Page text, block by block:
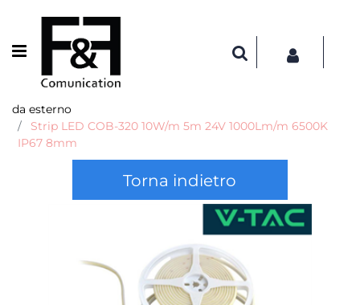
Open menu
da esterno
Strip LED COB-320 10W/m 5m 24V 1000Lm/m 6500K
IP67 8mm
Torna indietro